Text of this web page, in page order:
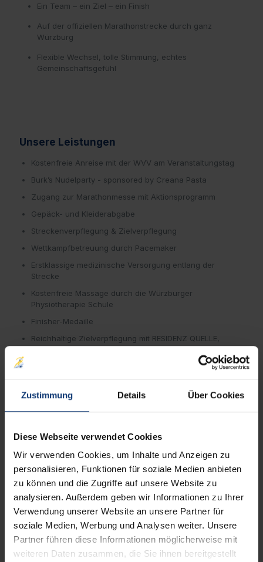
Zustimmung Details Über Cookies
Diese Webseite verwendet Cookies
Wir verwenden Cookies, um Inhalte und Anzeigen zu
personalisieren, Funktionen für soziale Medien anbieten
zu können und die Zugriffe auf unsere Website zu
analysieren. Außerdem geben wir Informationen zu Ihrer
Verwendung unserer Website an unsere Partner für
soziale Medien, Werbung und Analysen weiter. Unsere
Partner führen diese Informationen möglicherweise mit
weiteren Daten zusammen, die Sie ihnen bereitgestellt
Ein Team – ein Ziel – ein Finish
Auf der offiziellen Marathonstrecke durch ganz
Würzburg
Flexible Wechsel, tolle Stimmung, echtes
Gemeinschaftsgefühl
Unsere Leistungen
Kostenfreie Anreise mit der WVV am Veranstaltungstag
Burk’s Nudelparty - sponsored by Creana Pasta
Zugang zur Marathonmesse mit Aktionsprogramm
Gepäck- und Kleiderabgabe
Streckenverpflegung & Zielverpflegung
Wettkampfbetreuung durch Pacemaker
Erstklassige medizinische Versorgung entlang der
Strecke
Kostenfreie Massage durch die Würzburger
Physiotherapie Schule
Finisher-Medaille
Reichhaltige Zielverpflegung mit RESIDENZ QUELLE,
Kauzen Bräu, Bäckerei Schiffer und Bio-Obst
135 € bis 31.12.2026
Startgebühren Staffelmarathon (bis zu 6
Personen)
Online-Nachmeldung in der Marathonwoche:
145 €
Jetzt anmelden